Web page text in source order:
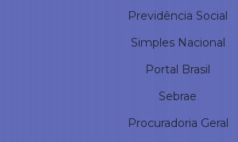
Previdência Social
Simples Nacional
Portal Brasil
Sebrae
Procuradoria Geral